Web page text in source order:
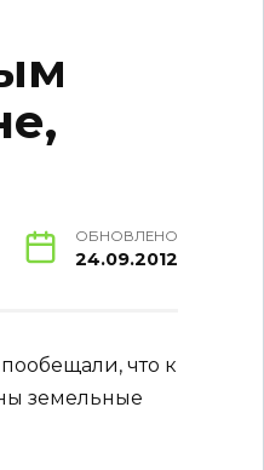
ОБНОВЛЕНО
24.09.2012
что к
земельные